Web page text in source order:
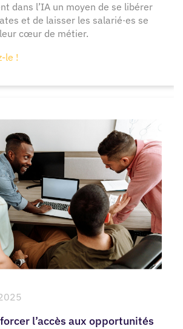
dans l’IA un moyen de se libérer
et de laisser les salarié·es se
cœur de métier.
le !
l’accès aux opportunités